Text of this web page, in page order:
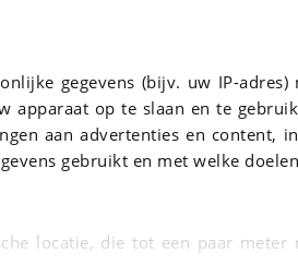
gegevens (bijv. uw IP-adres)
apparaat op te slaan en te
aan advertenties en content,
gebruikt en met welke
locatie, die tot een paar meter